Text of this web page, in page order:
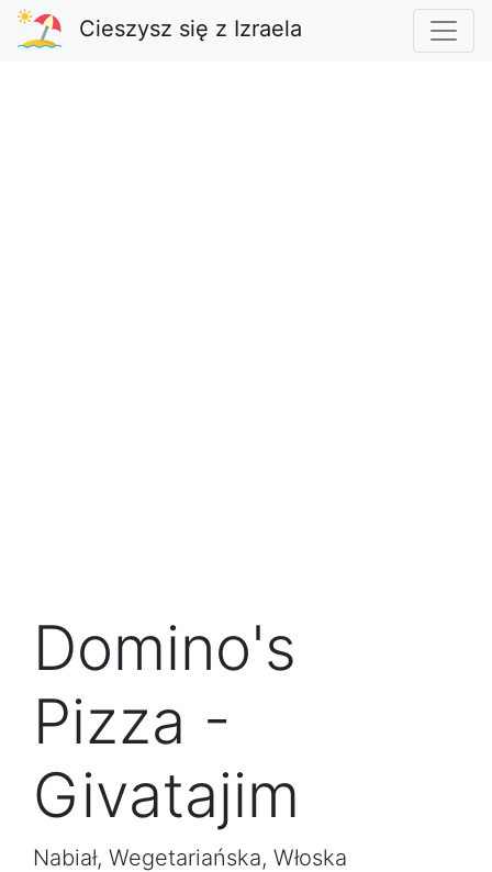
Cieszysz się z Izraela
Domino's
Pizza -
Givatajim
Nabiał, Wegetariańska, Włoska